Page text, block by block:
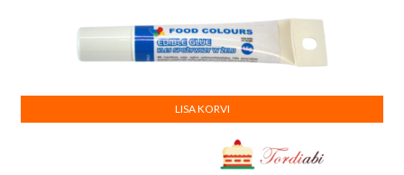
LISA KORVI